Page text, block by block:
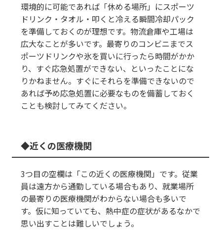
環境的に可能であれば「休める場所」にスポーツ
ドリンク・タオル・叩くと冷える瞬間冷却パック
を準備しておくのが理想です。物流倉庫や工場は
広大なことが多いです。最寄りのコンビニまでス
ポーツドリンクや氷を買いに行ったら時間がかか
り、すぐ応急処置ができない、といったことにな
りかねません。すぐにそれらを準備できないので
あれば予め応急処置に必要なものを備蓄しておく
ことも検討してみてください。
近くの医療機関
3つ目の空欄は「この近くの医療機関」です。従業
員は遠方から通勤している場合もあり、就業場所
の最寄りの医療機関がわからない場合も多いで
す。仮に知っていても、熱中症の症状があるなかで
思い出すことは難しいでしょう。